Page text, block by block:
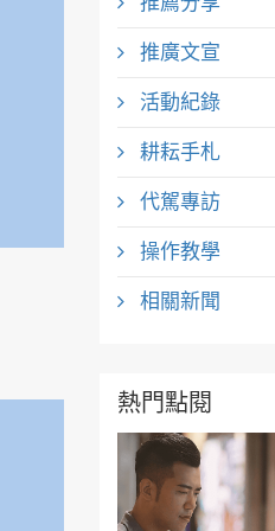
推廣文宣
活動紀錄
耕耘手札
代駕專訪
操作教學
相關新聞
熱門點閱